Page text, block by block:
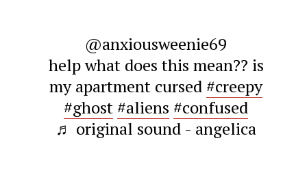
@anxiousweenie69
help what does this mean?? is
my apartment cursed #creepy
#ghost #aliens #confused
♬ original sound - angelica